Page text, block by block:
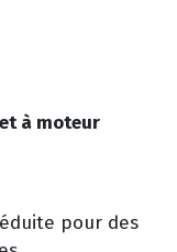
à moteur
pour des